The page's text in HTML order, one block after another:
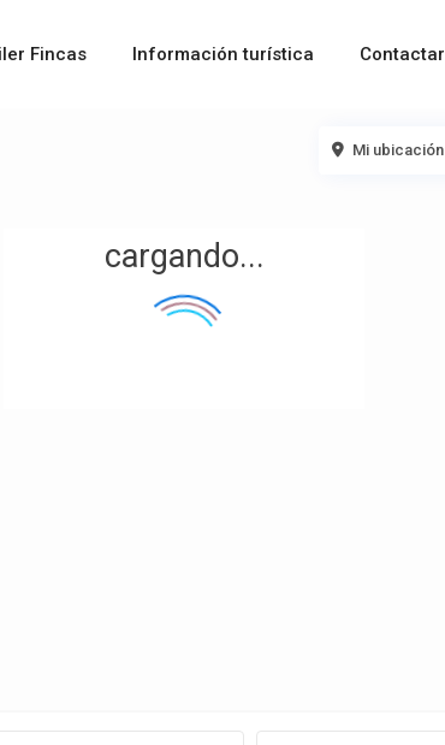
Fincas Información turística Contactar
cargando...
Mi ubicación